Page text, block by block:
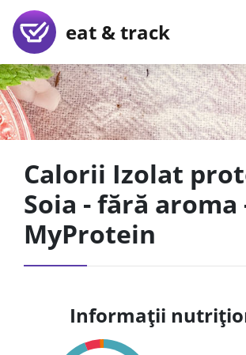
eat & track
Calorii Izolat
Soia - fără aroma
MyProtein
Informații